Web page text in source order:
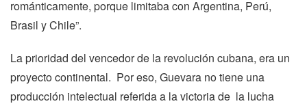
románticamente, porque limitaba con Argentina, Perú,
Brasil y Chile”.
La prioridad del vencedor de la revolución cubana, era un
proyecto continental. Por eso, Guevara no tiene una
producción intelectual referida a la victoria de la lucha